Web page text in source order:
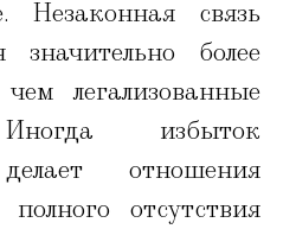
Незаконная связь
значительно более
легализованные
избыток
отношения
отсутствия